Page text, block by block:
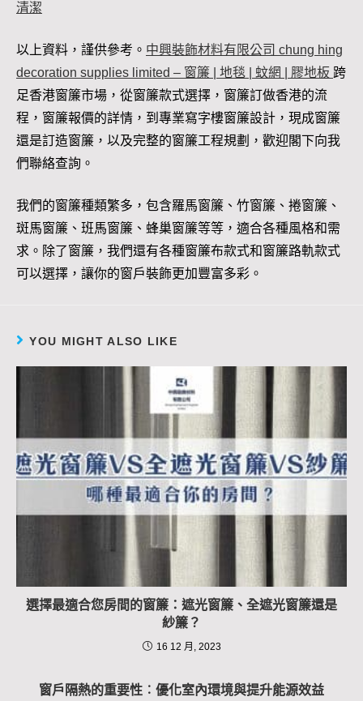
清潔
以上資料，謹供參考。 中興裝飾材料有限公司 chung hing
decoration supplies limited – 窗簾 | 地毯 | 蚊網 | 膠地板 跨
足香港窗簾市場，從窗簾款式選擇，窗簾訂做香港的流
程，窗簾報價的詳情，到專業寫字樓窗簾設計，現成窗簾
還是訂造窗簾，以及完整的窗簾工程規劃，歡迎閣下向我
們聯絡查詢。
我們的窗簾種類繁多，包含羅馬窗簾、竹窗簾、捲窗簾、
斑馬窗簾、班馬窗簾、蜂巢窗簾等等，適合各種風格和需
求。除了窗簾，我們還有各種窗簾布款式和窗簾路軌款式
可以選擇，讓你的窗戶裝飾更加豐富多彩。
YOU MIGHT ALSO LIKE
選擇最適合您房間的窗簾：遮光窗簾、全遮光窗簾還是
紗簾？
16 12 月, 2023
窗戶隔熱的重要性︰優化室內環境與提升能源效益